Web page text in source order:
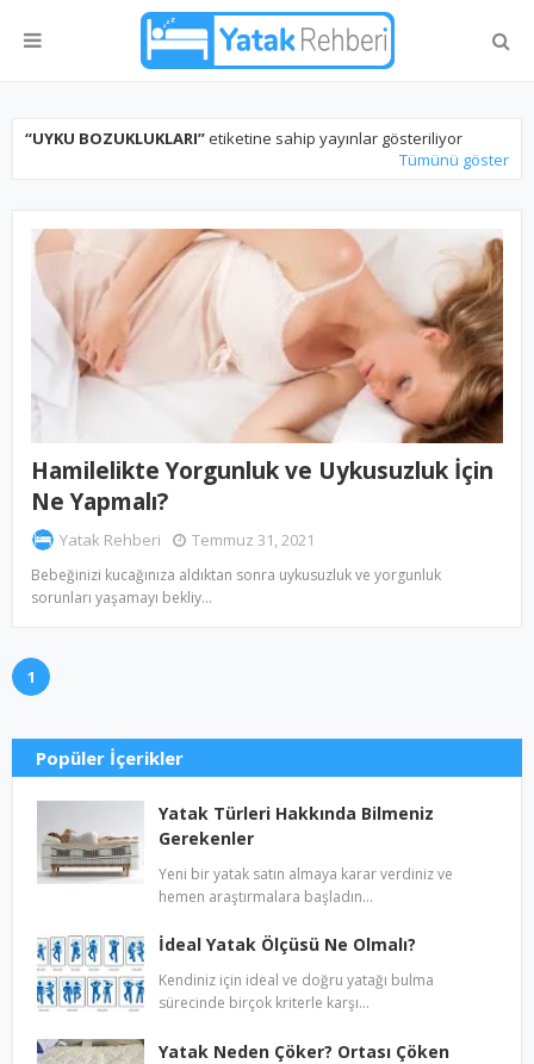
UYKU BOZUKLUKLARI etiketine sahip yayınlar gösteriliyor
Tümünü göster
Hamilelikte Yorgunluk ve Uykusuzluk İçin
Ne Yapmalı?
Yatak Rehberi Temmuz 31, 2021
Bebeğinizi kucağınıza aldıktan sonra uykusuzluk ve yorgunluk
sorunları yaşamayı bekliy…
1
Popüler İçerikler
Yatak Türleri Hakkında Bilmeniz
Gerekenler
Yeni bir yatak satın almaya karar verdiniz ve
hemen araştırmalara başladın…
İdeal Yatak Ölçüsü Ne Olmalı?
Kendiniz için ideal ve doğru yatağı bulma
sürecinde birçok kriterle karşı…
Yatak Neden Çöker? Ortası Çöken